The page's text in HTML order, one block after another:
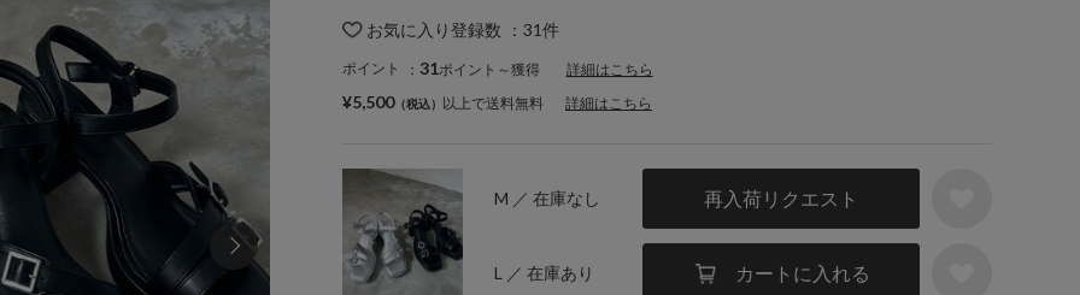
お気に入り登録数 ：31件
ポイント ： 31ポイント～獲得 詳細はこちら
M ／ 在庫なし 再入荷リクエスト
L ／ 在庫あり カートに入れる
¥5,500 以上で送料無料 詳細はこちら